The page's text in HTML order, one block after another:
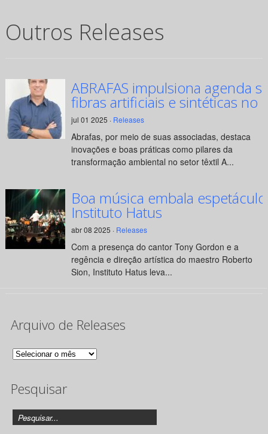
Outros Releases
ABRAFAS impulsiona agenda
fibras artificiais e sintéticas no
jul 01 2025 · Releases
Abrafas, por meio de suas associadas, destaca
inovações e boas práticas como pilares da
transformação ambiental no setor têxtil A...
Boa música embala
Instituto Hatus
abr 08 2025 · Releases
Com a presença do cantor Tony Gordon e a
regência e direção artística do maestro Roberto
Sion, Instituto Hatus leva...
Arquivo de Releases
Arquivo
Releases
Pesquisar